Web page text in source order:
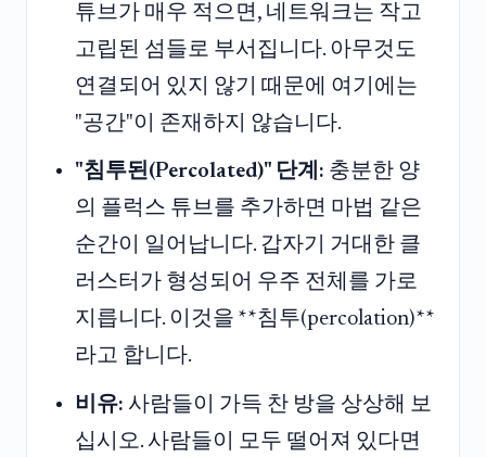
튜브가 매우 적으면, 네트워크는 작고
고립된 섬들로 부서집니다. 아무것도
연결되어 있지 않기 때문에 여기에는
"공간"이 존재하지 않습니다.
"침투된(Percolated)" 단계: 충분한 양
의 플럭스 튜브를 추가하면 마법 같은
순간이 일어납니다. 갑자기 거대한 클
러스터가 형성되어 우주 전체를 가로
지릅니다. 이것을 **침투(percolation)**
라고 합니다.
비유: 사람들이 가득 찬 방을 상상해 보
십시오. 사람들이 모두 떨어져 있다면